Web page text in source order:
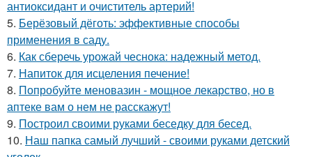
антиоксидант и очиститель артерий!
5. Берёзовый дёготь: эффективные способы
применения в саду.
6. Как сберечь урожай чеснока: надежный метод.
7. Напиток для исцеления печение!
8. Попробуйте меновазин - мощное лекарство, но в
аптеке вам о нем не расскажут!
9. Построил своими руками беседку для бесед.
10. Наш папка самый лучший - своими руками детский